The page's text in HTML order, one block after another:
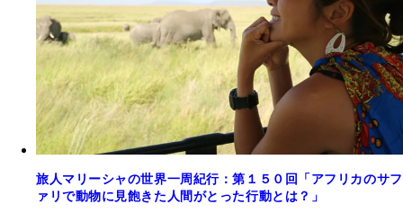
旅人マリーシャの世界一周紀行：第１５０回「アフリカのサフ
ァリで動物に見飽きた人間がとった行動とは？」